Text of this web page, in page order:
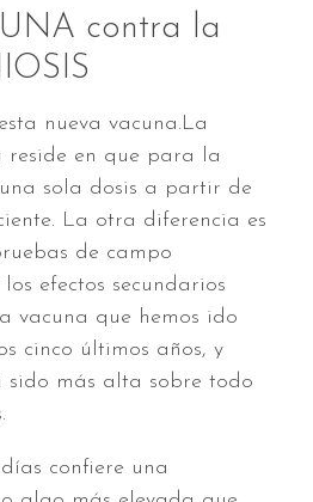
contra la
nueva vacuna.La
reside en que para la
sola dosis a partir de
La otra diferencia es
de campo
efectos secundarios
vacuna que hemos ido
cinco últimos años, y
sido más alta sobre todo
confiere una